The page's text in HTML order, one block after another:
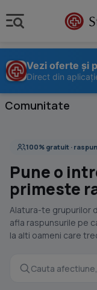
Vezi oferte și
Direct din
Comunitate
100% gratuit ·
Pune o
primeste
Alatura-te grupurilor
afla raspunsurile pe
la alti oameni care